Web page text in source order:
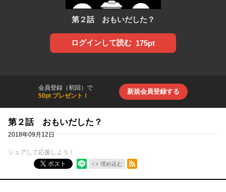
第２話 おもいだした？
ログインして読む 175pt
会員登録（初回）で
50pt プレゼント！
新規会員登録する
第２話 おもいだした？
2018年09月12日
シェアして応援しよう！
ポスト
埋め込む
RSSフィード